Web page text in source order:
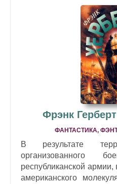
Фрэнк
ФАНТАСТИКА,
В результате
организованного
республиканской армии,
американского